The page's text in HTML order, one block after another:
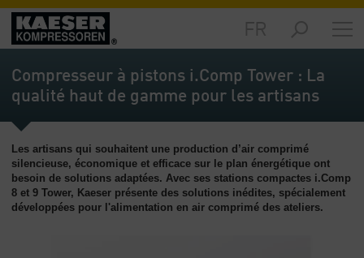
Marchés
-
Aperçu
général
Produits
-
Aperçu
général
Compresseur à pistons i.Comp Tower : La
qualité haut de gamme pour les artisans
Les artisans qui souhaitent une production d’air comprimé
silencieuse, économique et efficace sur le plan énergétique ont
besoin de solutions adaptées. Avec ses stations compactes i.Comp
8 et 9 Tower, Kaeser présente des solutions inédites, spécialement
développées pour l'alimentation en air comprimé des ateliers.